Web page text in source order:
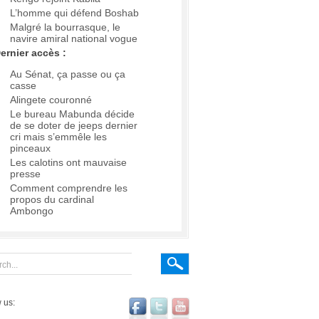
L’homme qui défend Boshab
Malgré la bourrasque, le
navire amiral national vogue
accès :
Au Sénat, ça passe ou ça
casse
Alingete couronné
Le bureau Mabunda décide
de se doter de jeeps dernier
cri mais s’emmêle les
pinceaux
Les calotins ont mauvaise
presse
Comment comprendre les
propos du cardinal
Ambongo
us: